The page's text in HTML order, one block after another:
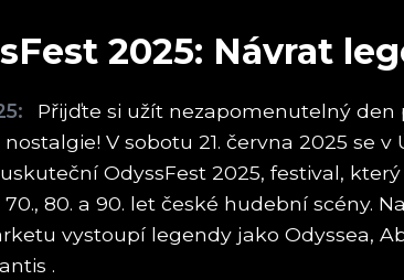
2025: Návrat
Přijďte si užít nezapomenutelný den
V sobotu 21. června 2025 se v
OdyssFest 2025, festival,
80. a 90. let české hudební scény.
vystoupí legendy jako Odyssea,
.